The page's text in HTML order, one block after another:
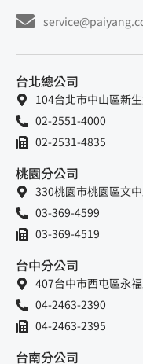
台北總公司
104台北市中山區新
02-2551-4000
02-2531-4835
桃園分公司
330桃園市桃園區文
03-369-4599
03-369-4519
台中分公司
407台中市西屯區永
04-2463-2390
04-2463-2395
台南分公司